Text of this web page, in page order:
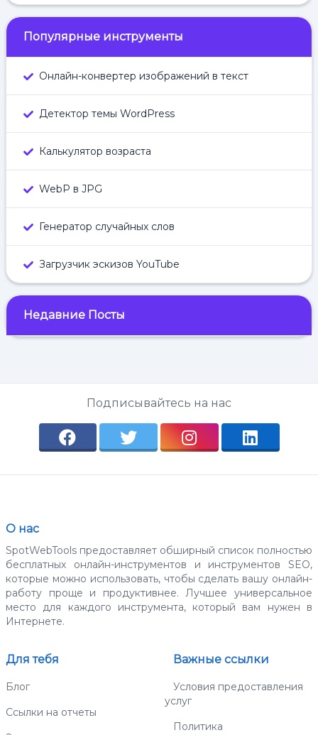
Популярные инструменты
Онлайн-конвертер изображений в текст
Детектор темы WordPress
Калькулятор возраста
WebP в JPG
Генератор случайных слов
Загрузчик эскизов YouTube
Недавние Посты
Подписывайтесь на нас
О нас
SpotWebTools предоставляет обширный список полностью
бесплатных онлайн-инструментов и инструментов SEO,
которые можно использовать, чтобы сделать вашу онлайн-
работу проще и продуктивнее. Лучшее универсальное
место для каждого инструмента, который вам нужен в
Интернете.
Для тебя
Блог
Ссылки на отчеты
Важные ссылки
Условия предоставления
услуг
Политика